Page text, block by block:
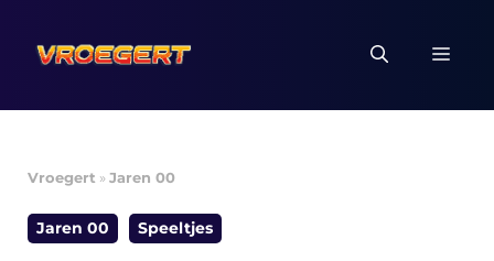
naar
inhoud
Vroegert »Jaren 00
Jaren 00 Speeltjes